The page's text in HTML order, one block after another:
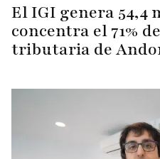
El IGI genera 54,4
concentra el 71%
tributaria de